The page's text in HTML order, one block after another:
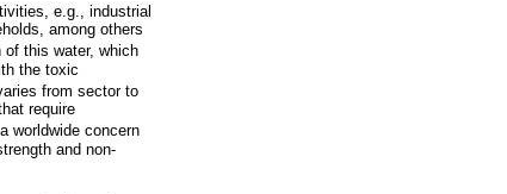
e.g., industrial
among others
of this water, which
the toxic
from sector to
require
worldwide concern
and non-